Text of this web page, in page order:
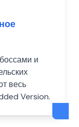
и
весь
Version.